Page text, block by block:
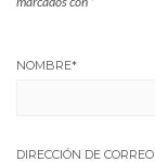
NOMBRE*
DIRECCIÓN DE